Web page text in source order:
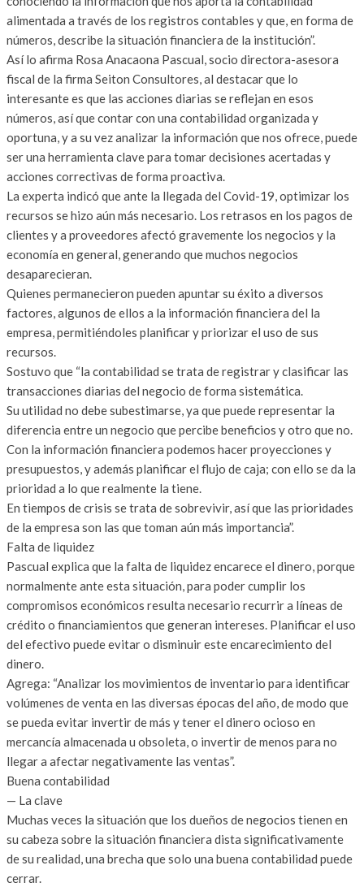
alimentada a través de los registros contables y que, en forma de
números, describe la situación financiera de la institución”.
Así lo afirma Rosa Anacaona Pascual, socio directora-asesora
fiscal de la firma Seiton Consultores, al destacar que lo
interesante es que las acciones diarias se reflejan en esos
números, así que contar con una contabilidad organizada y
oportuna, y a su vez analizar la información que nos ofrece, puede
ser una herramienta clave para tomar decisiones acertadas y
acciones correctivas de forma proactiva.
La experta indicó que ante la llegada del Covid-19, optimizar los
recursos se hizo aún más necesario. Los retrasos en los pagos de
clientes y a proveedores afectó gravemente los negocios y la
economía en general, generando que muchos negocios
desaparecieran.
Quienes permanecieron pueden apuntar su éxito a diversos
factores, algunos de ellos a la información financiera del la
empresa, permitiéndoles planificar y priorizar el uso de sus
recursos.
Sostuvo que “la contabilidad se trata de registrar y clasificar las
transacciones diarias del negocio de forma sistemática.
Su utilidad no debe subestimarse, ya que puede representar la
diferencia entre un negocio que percibe beneficios y otro que no.
Con la información financiera podemos hacer proyecciones y
presupuestos, y además planificar el flujo de caja; con ello se da la
prioridad a lo que realmente la tiene.
En tiempos de crisis se trata de sobrevivir, así que las prioridades
de la empresa son las que toman aún más importancia”.
Falta de liquidez
Pascual explica que la falta de liquidez encarece el dinero, porque
normalmente ante esta situación, para poder cumplir los
compromisos económicos resulta necesario recurrir a líneas de
crédito o financiamientos que generan intereses. Planificar el uso
del efectivo puede evitar o disminuir este encarecimiento del
dinero.
Agrega: “Analizar los movimientos de inventario para identificar
volúmenes de venta en las diversas épocas del año, de modo que
se pueda evitar invertir de más y tener el dinero ocioso en
mercancía almacenada u obsoleta, o invertir de menos para no
llegar a afectar negativamente las ventas”.
Buena contabilidad
— La clave
Muchas veces la situación que los dueños de negocios tienen en
su cabeza sobre la situación financiera dista significativamente
de su realidad, una brecha que solo una buena contabilidad puede
cerrar.